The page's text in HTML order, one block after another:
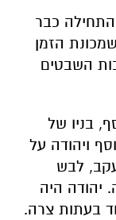
התחילה כבר
שמכונת הזמן
השבטים
, בניו של
ויהודה על
, לבש
. יהודה היה
בעתות צרה.